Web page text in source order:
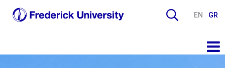
EN GR